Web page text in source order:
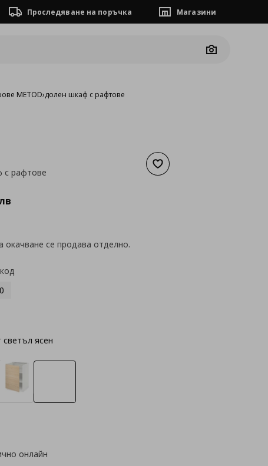
Проследяване на поръчка Магазини
Camera
METOD›долен шкаф с рафтове
Добави към списъка с
с рафтове
окачване се продава отделно.
ясен
онлайн